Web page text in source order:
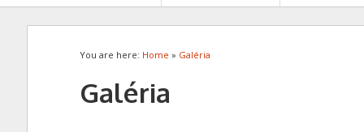
You are here: Home » Galéria
Galéria